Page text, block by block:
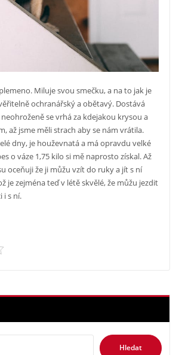
Miluje svou smečku, a na to jak je
ochranářský a obětavý. Dostává
se vrhá za kdejakou krysou a
až jsme měli strach aby se nám vrátila.
dny, je houževnatá a má opravdu velké
o váze 1,75 kilo si mě naprosto získal. Až
oceňuji že ji můžu vzít do ruky a jít s ní
je zejména teď v létě skvělé, že můžu jezdit
i s ní.
Hledat